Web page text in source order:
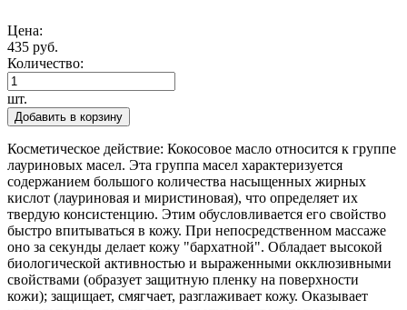
Цена:
435 руб.
Количество:
шт.
Добавить в корзину
Косметическое действие: Кокосовое масло относится к группе
лауриновых масел. Эта группа масел характеризуется
содержанием большого количества насыщенных жирных
кислот (лауриновая и миристиновая), что определяет их
твердую консистенцию. Этим обусловливается его свойство
быстро впитываться в кожу. При непосредственном массаже
оно за секунды делает кожу "бархатной". Обладает высокой
биологической активностью и выраженными окклюзивными
свойствами (образует защитную пленку на поверхности
кожи); защищает, смягчает, разглаживает кожу. Оказывает